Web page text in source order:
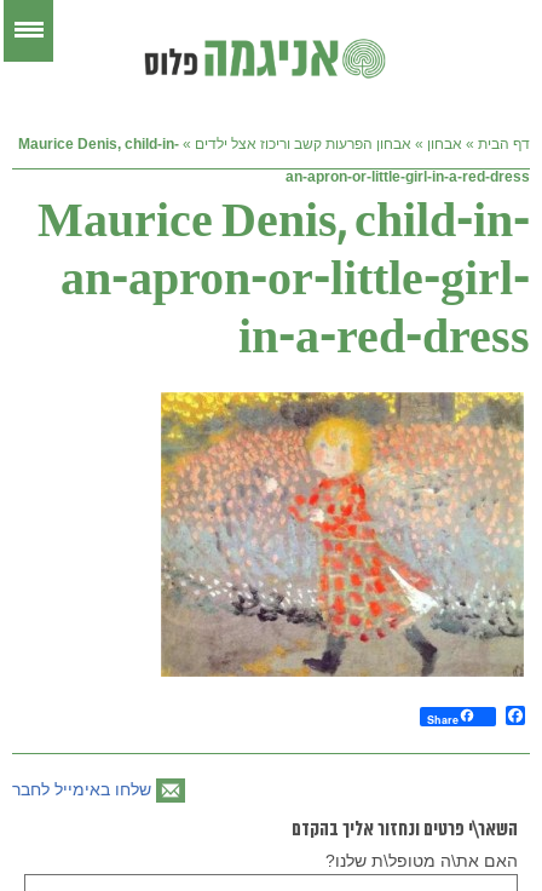
דף הבית » אבחון » אבחון הפרעות קשב וריכוז אצל ילדים »
Maurice Denis, child-in-
an-apron-or-little-girl-in-a-red-dress
Maurice Denis, child-in-
an-apron-or-little-girl-
in-a-red-dress
Facebook
Share
שלחו באימייל לחבר
השאר\י פרטים ונחזור אליך בהקדם
האם את\ה מטופל\ת שלנו?